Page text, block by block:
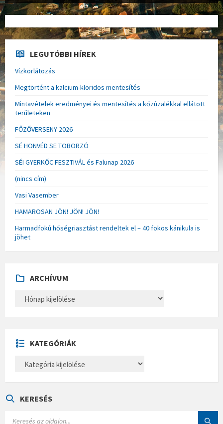
LEGUTÓBBI HÍREK
Vízkorlátozás
Megtörtént a kalcium-kloridos mentesítés
Mintavételek eredményei és mentesítés a kőzúzalékkal ellátott
területeken
FŐZŐVERSENY 2026
SÉ HONVÉD SE TOBORZÓ
SÉI GYERKŐC FESZTIVÁL és Falunap 2026
(nincs cím)
Vasi Vasember
HAMAROSAN JÖN! JÖN! JÖN!
Harmadfokú hőségriasztást rendeltek el – 40 fokos kánikula is
jöhet
ARCHÍVUM
H
U
M
KATEGÓRIÁK
E
Á
KERESÉS